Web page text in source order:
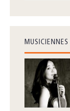
MUSICIENNES